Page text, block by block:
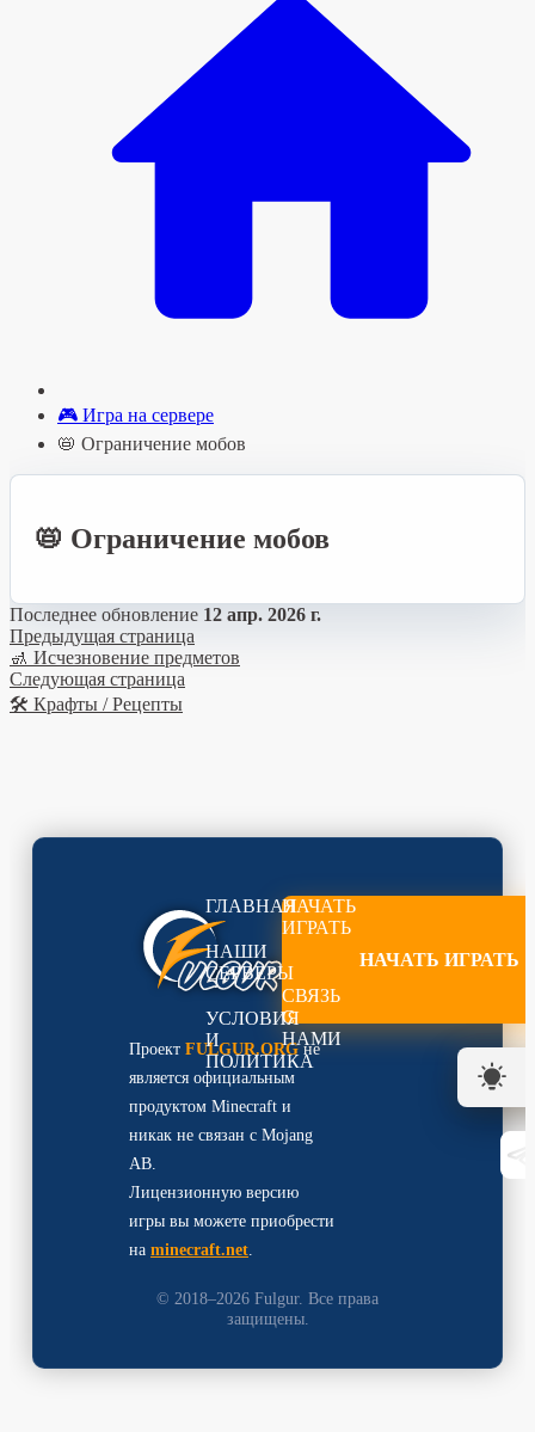
🎮 Игра на сервере
📛 Ограничение мобов
📛 Ограничение мобов
Последнее обновление 12 апр. 2026 г.
Предыдущая страница
🚮 Исчезновение предметов
Следующая страница
🛠️ Крафты / Рецепты
Проект FULGUR.ORGне
является официальным
продуктом Minecraft и
никак не связан с Mojang
AB.
Лицензионную версию
игры вы можете приобрести
на minecraft.net.
ГЛАВНАЯ
НАШИ
СЕРВЕРЫ
УСЛОВИЯ
И
ПОЛИТИКА
НАЧАТЬ
ИГРАТЬ
СВЯЗЬ
С
НАМИ
НАЧАТЬ ИГРАТЬ
© 2018–2026 Fulgur. Все права
защищены.